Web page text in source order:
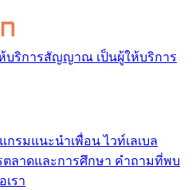
บริการสัญญาณ เป็นผู้ให้บริการ
กรมแนะนำเพื่อนไวท์เลเบล
ตลาดและการศึกษา คำถามที่พบ
เรา